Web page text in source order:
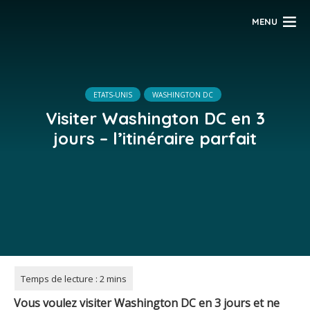
MENU
ETATS-UNIS WASHINGTON DC
Visiter Washington DC en 3
jours – l’itinéraire parfait
Vous voulez visiter Washington DCen 3 jours et ne